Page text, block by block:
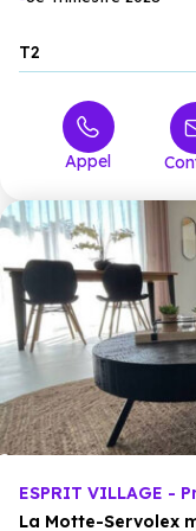
T2
Appel
ESPRIT VILLAGE -
La Motte-Servolex